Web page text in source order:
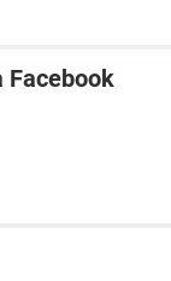
Facebook